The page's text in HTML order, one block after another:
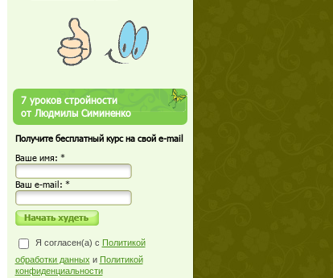
7 уроков стройности
от Людмилы Симиненко
Получите бесплатный курс на свой e-mail
Ваше имя: *
Ваш е-mail: *
Я согласен(а) с Политикой
обработки данных и Политикой
конфиденциальности